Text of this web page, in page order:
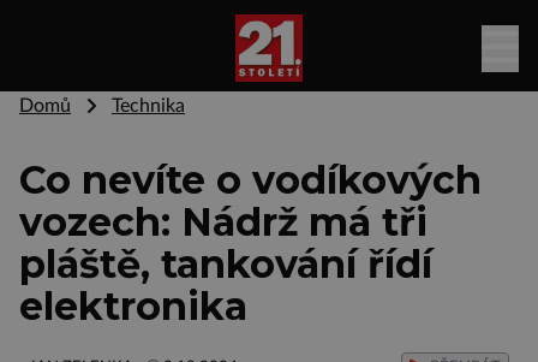
Domů Technika
Co nevíte o vodíkových
vozech: Nádrž má tři
pláště, tankování řídí
elektronika